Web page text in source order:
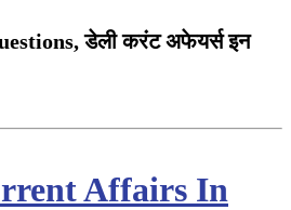
डेली करंट अफेयर्स इन
Affairs In